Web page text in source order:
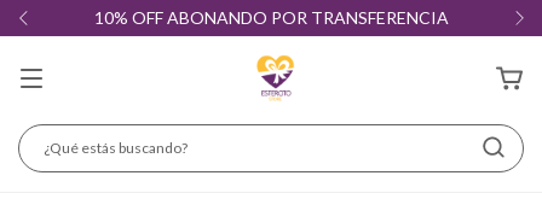
10% OFF ABONANDO POR TRANSFERENCIA